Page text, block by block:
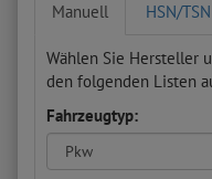
Manuell HSN/TSN
Wählen Sie Hersteller
den folgenden Listen
Fahrzeugtyp: